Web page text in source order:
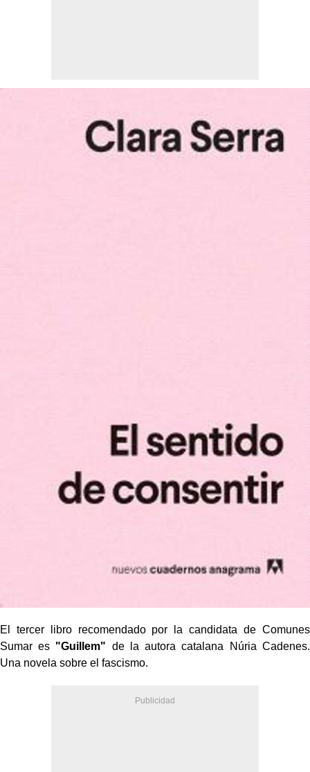
El tercer libro recomendado por la candidata de Comunes
Sumar es "Guillem" de la autora catalana Núria Cadenes.
Una novela sobre el fascismo.